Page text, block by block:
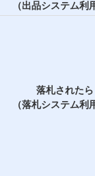
（出品システム利
落札されたら
（落札システム利